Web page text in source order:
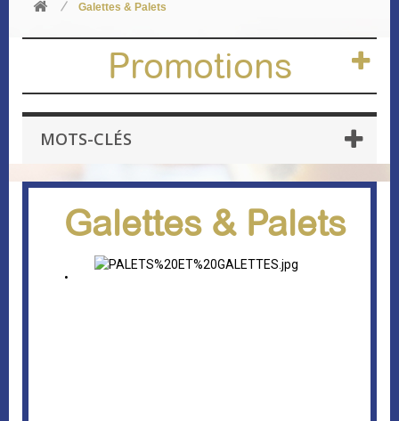
Galettes & Palets
Promotions
MOTS-CLÉS
Galettes & Palets
•